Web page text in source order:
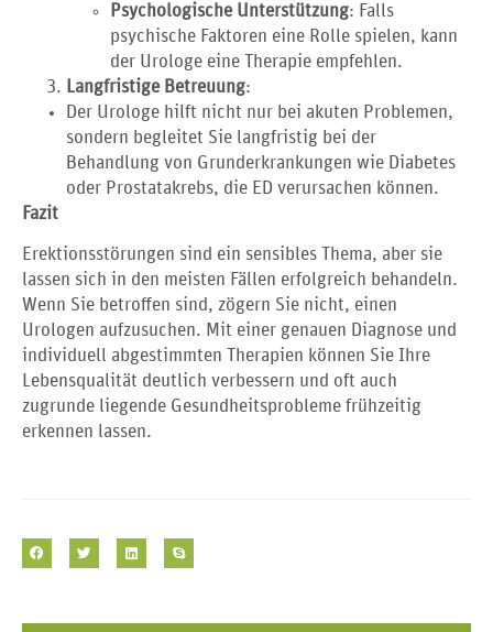
Psychologische Unterstützung: Falls
psychische Faktoren eine Rolle spielen, kann
der Urologe eine Therapie empfehlen.
Langfristige Betreuung:
Der Urologe hilft nicht nur bei akuten Problemen,
sondern begleitet Sie langfristig bei der
Behandlung von Grunderkrankungen wie Diabetes
oder Prostatakrebs, die ED verursachen können.
Fazit
Erektionsstörungen sind ein sensibles Thema, aber sie
lassen sich in den meisten Fällen erfolgreich behandeln.
Wenn Sie betroffen sind, zögern Sie nicht, einen
Urologen aufzusuchen. Mit einer genauen Diagnose und
individuell abgestimmten Therapien können Sie Ihre
Lebensqualität deutlich verbessern und oft auch
zugrunde liegende Gesundheitsprobleme frühzeitig
erkennen lassen.